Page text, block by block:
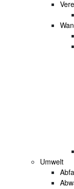
Umwelt